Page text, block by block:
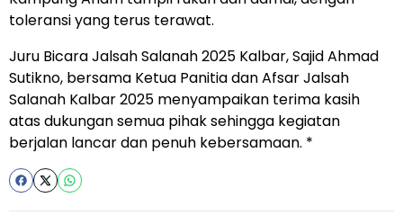
toleransi yang terus terawat.
Juru Bicara Jalsah Salanah 2025 Kalbar, Sajid Ahmad
Sutikno, bersama Ketua Panitia dan Afsar Jalsah
Salanah Kalbar 2025 menyampaikan terima kasih
atas dukungan semua pihak sehingga kegiatan
berjalan lancar dan penuh kebersamaan. *